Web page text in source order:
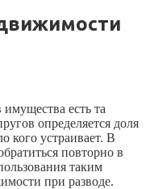
есть та
определяется доля
кого устраивает. В
повторно в
таким
при разводе.